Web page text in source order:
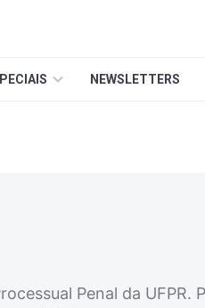
NEWSLETTERS
Penal da UFPR.